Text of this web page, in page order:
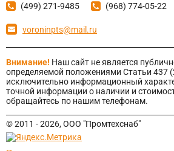
(499) 271-9485 (968) 774-05-22
voroninpts@mail.ru
Внимание! Наш сайт не является
определяемой положениями Статьи 437
исключительно информационный
точной информации о наличии и
обращайтесь по нашим телефонам.
© 2011 - 2026, ООО "Промтехснаб"